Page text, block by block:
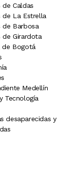
de Caldas
de La Estrella
de Barbosa
de Girardota
de Bogotá
Medellín
Tecnología
desaparecidas y